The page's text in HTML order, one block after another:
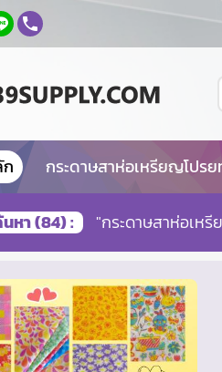
กระดาษสาห่อเหรียญโปรย
หา (84) : "กระดาษสาห่อเห